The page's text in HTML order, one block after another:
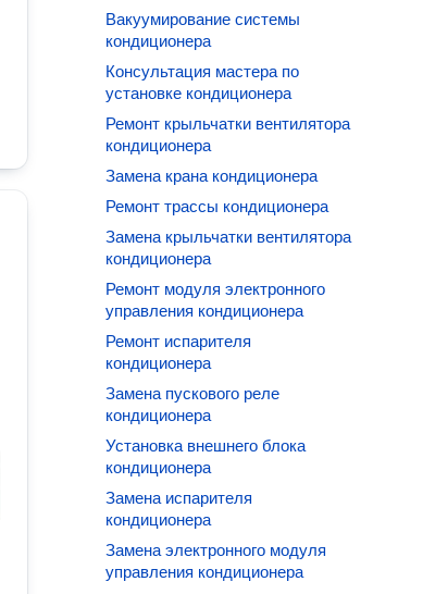
Вакуумирование системы
кондиционера
Консультация мастера по
установке кондиционера
Ремонт крыльчатки вентилятора
кондиционера
Замена крана кондиционера
Ремонт трассы кондиционера
Замена крыльчатки вентилятора
кондиционера
Ремонт модуля электронного
управления кондиционера
Ремонт испарителя
кондиционера
Замена пускового реле
кондиционера
Установка внешнего блока
кондиционера
Замена испарителя
кондиционера
Замена электронного модуля
управления кондиционера